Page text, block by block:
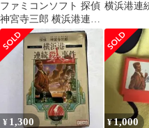
ファミコンソフト 探偵
神宮寺三郎 横浜港連続
殺人事件 箱説付き
横浜港連
¥ 1,300 ¥1,000